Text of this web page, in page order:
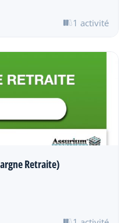
1 activité
Retraite)